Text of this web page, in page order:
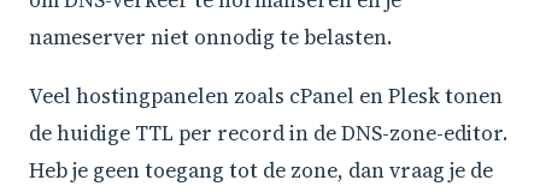
nameserver niet onnodig te belasten.
Veel hostingpanelen zoals cPanel en Plesk tonen
de huidige TTL per record in de DNS-zone-editor.
Heb je geen toegang tot de zone, dan vraag je de